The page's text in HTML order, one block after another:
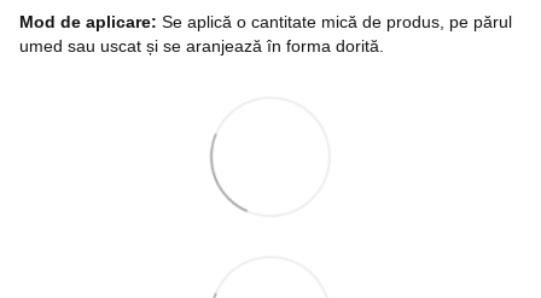
Mod de aplicare: Se aplică o cantitate mică de produs, pe părul
umed sau uscat și se aranjează în forma dorită.